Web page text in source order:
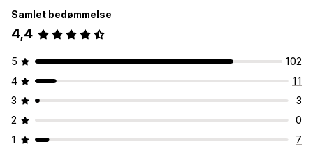
Samlet bedømmelse
4,4
5
102
4
11
3
3
2
0
1
7